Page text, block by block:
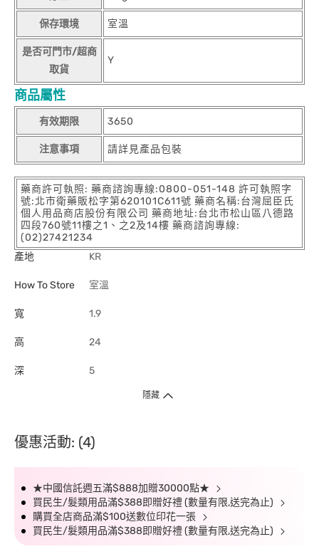
保存環境 室溫
是否可門市/超商
取貨
Y
商品屬性
有效期限 3650
注意事項 請詳見產品包裝
藥商許可執照: 藥商諮詢專線:0800-051-148 許可執照字
號:北市衛藥販松字第620101C611號 藥商名稱:台灣屈臣氏
個人用品商店股份有限公司 藥商地址:台北市松山區八德路
四段760號11樓之1、之2及14樓 藥商諮詢專線:
(02)27421234
產地
KR
How To Store 室溫
寬 1.9
高 24
深 5
隱藏
優惠活動: (4)
★中國信託週五滿$888加贈30000點★
買民生/髮類用品滿$388即贈好禮 (數量有限,送完為止)
購買全店商品滿$100送數位印花一張
買民生/髮類用品滿$388即贈好禮 (數量有限,送完為止)